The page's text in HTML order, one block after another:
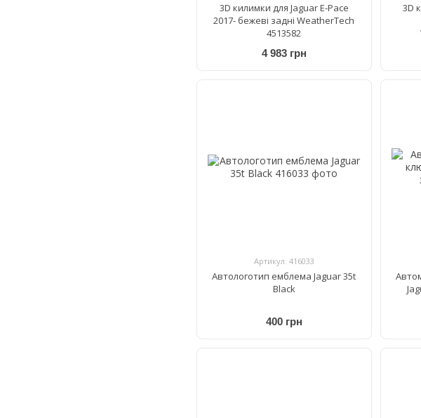
3D килимки для Jaguar E-Pace
2017- бежеві задні WeatherTech
4513582
4 983 грн
3D
Артикул: 416033
Автологотип емблема Jaguar 35t
Black
400 грн